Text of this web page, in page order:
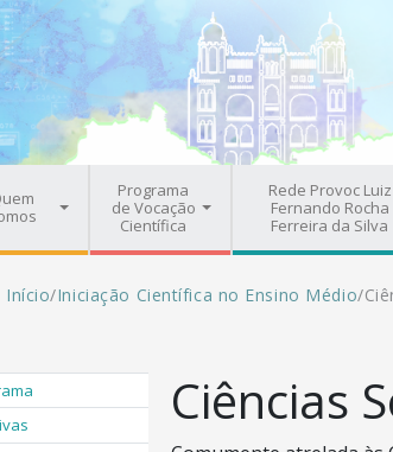
principal
principal
Programa
de Vocação
Científica
Rede Provoc Luiz
Fernando Rocha
Ferreira da Silva
de navegação
Início/Iniciação Científica no Ensino Médio/
Ciências